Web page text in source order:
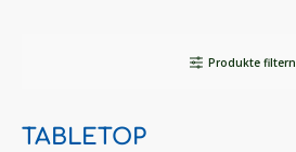
Produkte filtern
TABLETOP